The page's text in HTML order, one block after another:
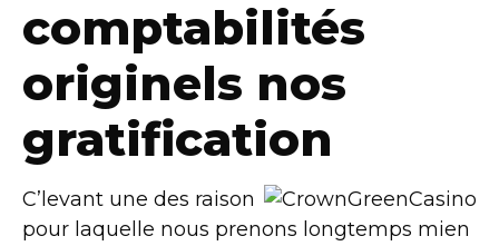
comptabilités
originels nos
gratification
C’levant une des raison
pour laquelle nous prenons longtemps mien